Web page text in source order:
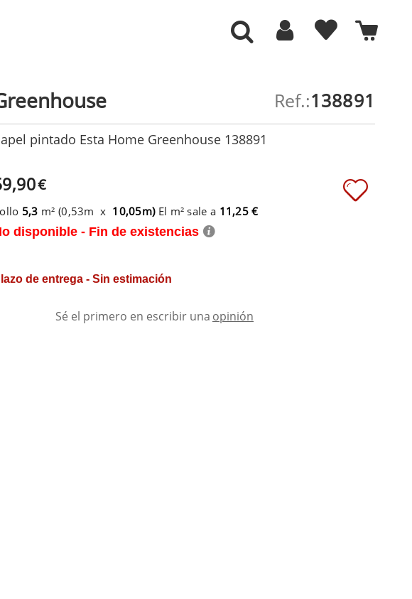
138891
Ref.:
pintado Esta Home Greenhouse 138891
€
5,3 m² (0,53m x 10,05m) El m² sale a 11,25 €
disponible - Fin de existencias
de entrega - Sin estimación
Sé el primero en escribir una opinión